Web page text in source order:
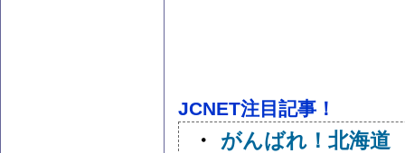
JCNET注目記事！
・
がんばれ！北海